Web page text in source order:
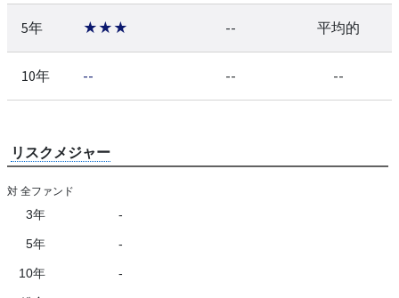
5年 ★★★ -- 平均的
10年 -- -- --
リスクメジャー
対 全ファンド
3年 -
5年 -
10年 -